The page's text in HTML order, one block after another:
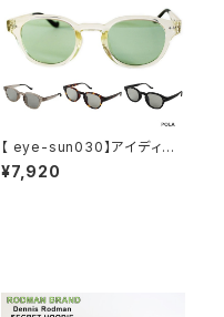
【 eye-sun030】アイディー
【EYEDY】 偏光機能サングラ
ス 反射光防止 紫外線 クリア
¥7,920